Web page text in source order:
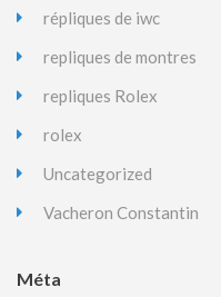
répliques de iwc
repliques de montres
repliques Rolex
rolex
Uncategorized
Vacheron Constantin
Méta